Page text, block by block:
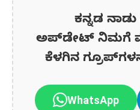
ಕನ್ನಡ ನಾಡು
ಅಪ್‌ಡೇಟ್‌ ನಿಮಗೆ
ಕೆಳಗಿನ
WhatsApp